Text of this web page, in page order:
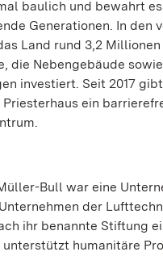
baulich und bewahrt
Generationen. In den
Land rund 3,2 Millionen
die Nebengebäude
investiert. Seit 2017
ein
Bull war eine
der
ihr benannte Stiftung
humanitäre